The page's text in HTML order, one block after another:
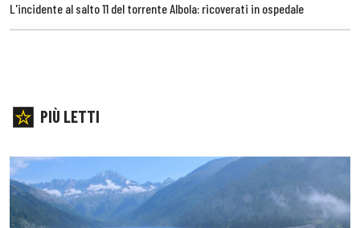
L'incidente al salto 11 del torrente Albola: ricoverati in ospedale
PIÙ LETTI